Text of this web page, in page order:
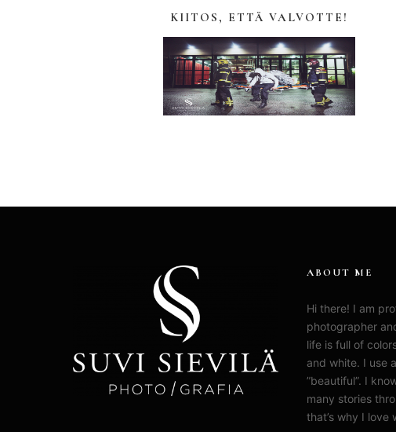
KIITOS, ETTÄ VALVOTTE!
ABOUT ME
Hi there! I am
photographer
life is full of
and white. I use
”beautiful”. I
many stories
that’s why I love